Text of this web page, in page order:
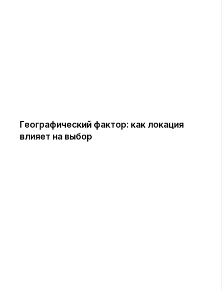
Географический фактор: как локация
влияет на выбор